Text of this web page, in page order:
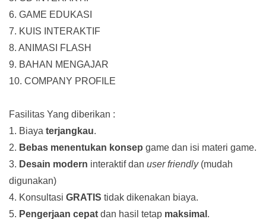
6. GAME EDUKASI
7. KUIS INTERAKTIF
8. ANIMASI FLASH
9. BAHAN MENGAJAR
10. COMPANY PROFILE
Fasilitas Yang diberikan :
1. Biaya terjangkau.
2. Bebas menentukan konsep game dan isi materi game.
3. Desain modern interaktif dan user friendly(mudah
digunakan)
4. Konsultasi GRATIS tidak dikenakan biaya.
5. Pengerjaan cepat dan hasil tetap maksimal .